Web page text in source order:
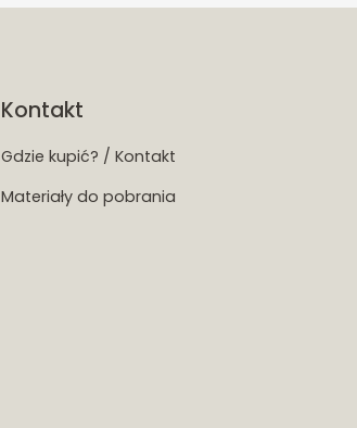
Kontakt
Gdzie kupić? / Kontakt
Materiały do pobrania